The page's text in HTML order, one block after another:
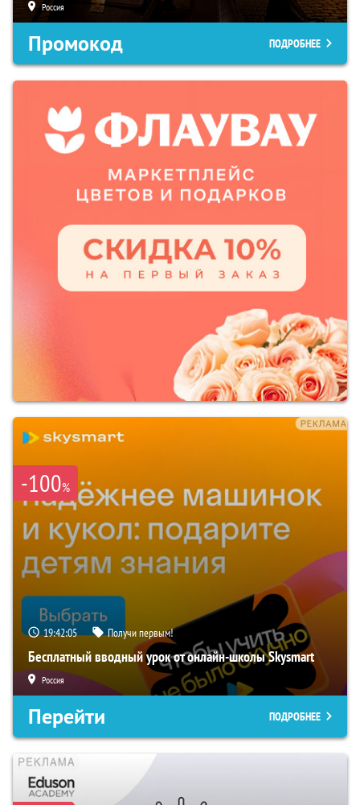
Россия
Промокод ПОДРОБНЕЕ
-100%
19:42:04 Получи первым!
Бесплатный вводный урок от онлайн-школы Skysmart
Россия
Перейти ПОДРОБНЕЕ